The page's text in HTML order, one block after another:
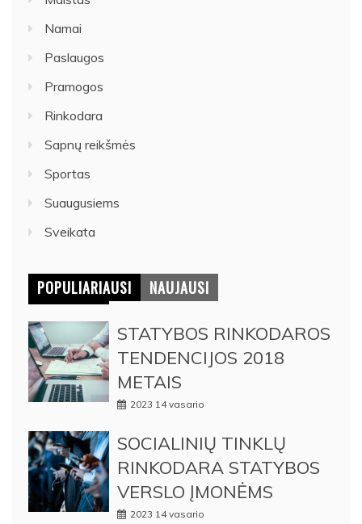
Namai
Paslaugos
Pramogos
Rinkodara
Sapnų reikšmės
Sportas
Suaugusiems
Sveikata
POPULIARIAUSI NAUJAUSI
STATYBOS RINKODAROS
TENDENCIJOS 2018
METAIS
2023 14 vasario
SOCIALINIŲ TINKLŲ
RINKODARA STATYBOS
VERSLO ĮMONĖMS
2023 14 vasario